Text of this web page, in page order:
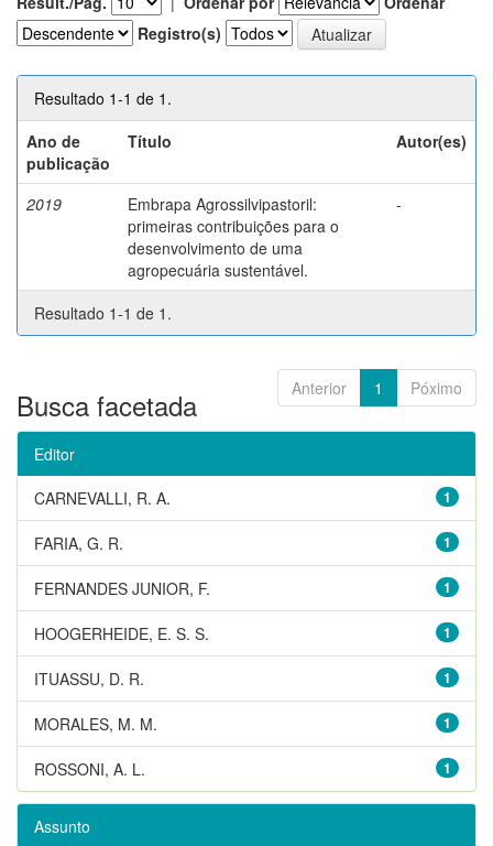
Registro(s)
Resultado 1-1 de 1.
Ano de
publicação
Título Autor(es)
2019
Embrapa Agrossilvipastoril:
primeiras contribuições para o
desenvolvimento de uma
agropecuária sustentável.
-
Resultado 1-1 de 1.
Anterior 1 Póximo
Busca facetada
Editor
1
CARNEVALLI, R. A.
1
FARIA, G. R.
1
FERNANDES JUNIOR, F.
1
HOOGERHEIDE, E. S. S.
1
ITUASSU, D. R.
1
MORALES, M. M.
1
ROSSONI, A. L.
Assunto